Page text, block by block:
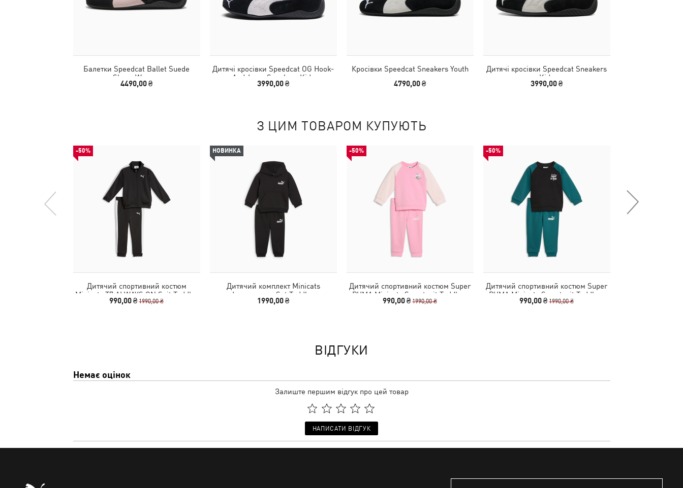
Балетки Speedcat Ballet Suede
Shoes Women
4490,00 ₴
Дитячі кросівки Speedcat OG Hook-
And-Loop Sneakers Kids
3990,00 ₴
Кросівки Speedcat Sneakers Youth
4790,00 ₴
Дитячі кросівки Speedcat Sneakers
Kids
3990,00 ₴
З ЦИМ ТОВАРОМ КУПУЮТЬ
-50%
Дитячий спортивний костюм
Minicats T7 ALWAYS ON Suit Toddler
990,00 ₴1990,00 ₴
НОВИНКА
Дитячий комплект Minicats
Loungewear Set Toddler
1990,00 ₴
-50%
Дитячий спортивний костюм Super
PUMA Minicats Sweatsuit Toddlers
990,00 ₴1990,00 ₴
-50%
Дитячий спортивний костюм Super
PUMA Minicats Sweatsuit Toddlers
990,00 ₴1990,00 ₴
ВІДГУКИ
Немає оцінок
Залиште першим відгук про цей товар
НАПИСАТИ ВІДГУК